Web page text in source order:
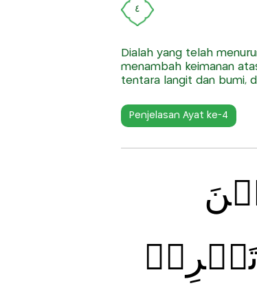
٤
Dialah yang telah
menambah keimanan
tentara langit dan bumi,
Penjelasan Ayat ke-4
تَجۡرِىۡ